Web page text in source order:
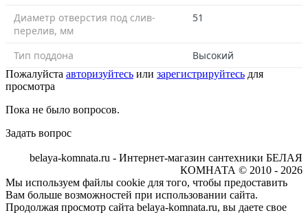
Диаметр отверстия под слив-
перелив, мм
51
Тип поддона Высокий
Пожалуйста авторизуйтесь или зарегистрируйтесь для
просмотра
Пока не было вопросов.
Задать вопрос
belaya-komnata.ru - Интернет-магазин сантехники БЕЛАЯ
КОМНАТА © 2010 - 2026
Мы используем файлы cookie для того, чтобы предоставить
Вам больше возможностей при использовании сайта.
Продолжая просмотр сайта belaya-komnata.ru, вы даете свое